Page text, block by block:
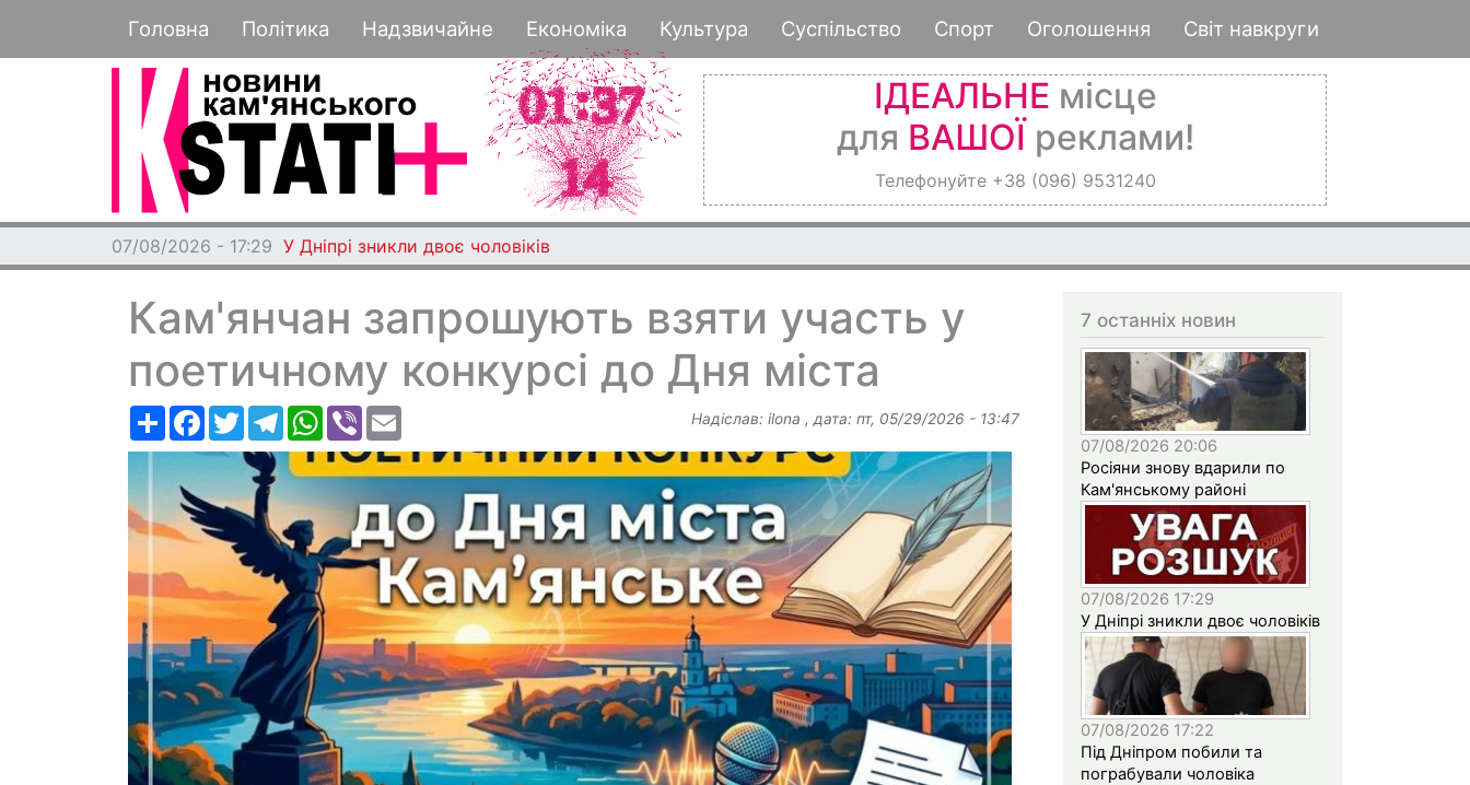
до
основного
Основная навигация
Головна Політика Надзвичайне Економіка Культура Суспільство Спорт Оголошення Світ навкруги
ІДЕАЛЬНЕ місце
для ВАШОЇ реклами!
Телефонуйте +38 (096) 9531240
07/08/2026 - 17:29 У Дніпрі зникли двоє чоловіків
Кам'янчан запрошують взяти участь у
поетичному конкурсі до Дня міста
РесурсFacebook
TwitterTelegramWhatsApp
Viber Надіслав: ilona , дата: пт, 05/29/2026 - 13:47
7 останніх новин
07/08/2026 20:06
Росіяни знову вдарили по
Кам'янському районі
07/08/2026 17:29
У Дніпрі зникли двоє чоловіків
07/08/2026 17:22
Під Дніпром побили та
пограбували чоловіка